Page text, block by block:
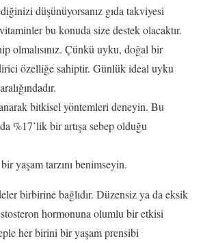
düşünüyorsanız gıda takviyesi
bu konuda size destek olacaktır.
olmalısınız. Çünkü uyku, doğal bir
özelliğe sahiptir. Günlük ideal uyku
bitkisel yöntemleri deneyin. Bu
%17’lik bir artışa sebep olduğu
yaşam tarzını benimseyin.
birbirine bağlıdır. Düzensiz ya da eksik
hormonuna olumlu bir etkisi
her birini bir yaşam prensibi